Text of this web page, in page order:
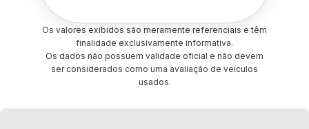
Os valores exibidos são meramente referenciais e têm
finalidade exclusivamente informativa.
Os dados não possuem validade oficial e não devem
ser considerados como uma avaliação de veículos
usados.